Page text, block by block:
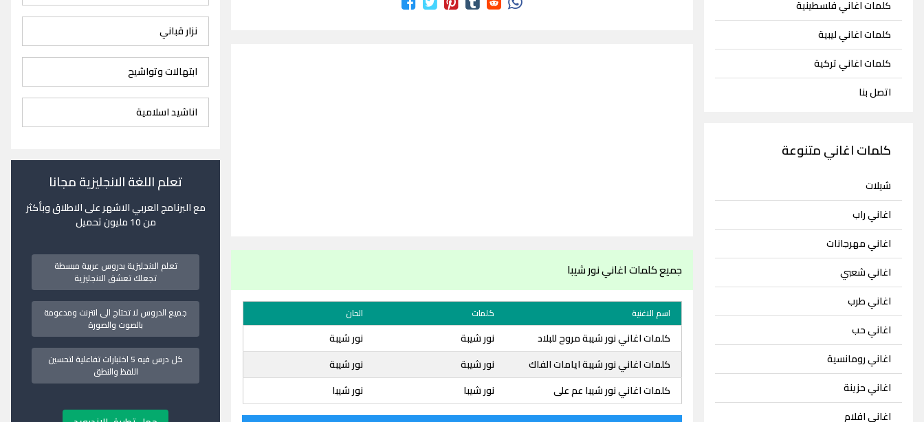
كلمات اغاني فلسطينية
كلمات اغاني ليبية
كلمات اغاني تركية
اتصل بنا
كلمات اغاني متنوعة
شيلات
اغاني راب
اغاني مهرجانات
اغاني شعبي
اغاني طرب
اغاني حب
اغاني رومانسية
اغاني حزينة
اغاني افلام
جميع كلمات اغاني نور شيبا
اسم الاغنية كلمات الحان
كلمات اغاني نور شيبة مروح للبلاد نور شيبة
نور شيبة
كلمات اغاني نور شيبة ايامات الفاك
نور شيبة
نور شيبة
كلمات اغاني نور شيبا عم على
نور شيبا نور شيبا
نزار قباني
ابتهالات وتواشيح
اناشيد اسلامية
تعلم اللغة الانجليزية مجانا
مع البرنامج العربي الاشهر على الاطلاق وبأكثر
من 10 مليون تحميل
تعلم الانجليزية بدروس عربية مبسطة
تجعلك تعشق الانجليزية
جميع الدروس لا تحتاج الى انترنت ومدعومة
بالصوت والصورة
كل درس فيه 5 اختبارات تفاعلية لتحسين
اللفظ والنطق